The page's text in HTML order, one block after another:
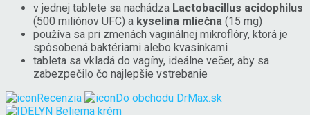
v jednej tablete sa nachádza Lactobacillus acidophilus
(500 miliónov UFC) a kyselina mliečna (15 mg)
používa sa pri zmenách vaginálnej mikroflóry, ktorá je
spôsobená baktériami alebo kvasinkami
tableta sa vkladá do vagíny, ideálne večer, aby sa
zabezpečilo čo najlepšie vstrebanie
Recenzia
Do obchodu DrMax.sk